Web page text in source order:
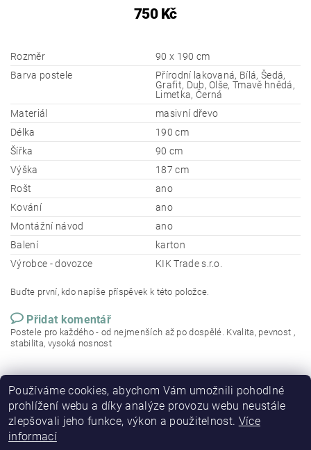
750 Kč
Rozměr
90 x 190 cm
Barva postele
Přírodní lakovaná, Bílá, Šedá,
Grafit, Dub, Olše, Tmavě hnědá,
Limetka, Černá
Materiál
masivní dřevo
Délka
190 cm
Šířka
90 cm
Výška
187 cm
Rošt
ano
Kování
ano
Montážní návod
ano
Balení
karton
Výrobce - dovozce
KIK Trade s.r.o.
Buďte první, kdo napíše příspěvek k této položce.
Přidat komentář
Postele pro každého - od nejmenších až po dospělé. Kvalita, pevnost ,
stabilita, vysoká nosnost
Používáme cookies, abychom Vám umožnili pohodlné
prohlížení webu a díky analýze provozu webu neustále
zlepšovali jeho funkce, výkon a použitelnost. Více
informací